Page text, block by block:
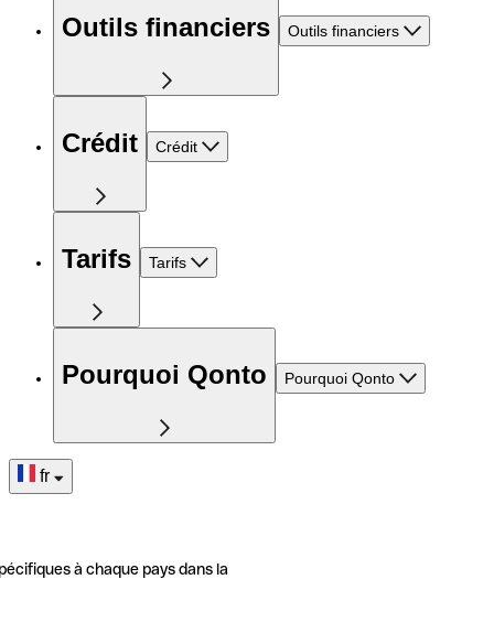
Outils financiers Outils financiers
Crédit Crédit
Tarifs Tarifs
Pourquoi Qonto Pourquoi Qonto
fr
à chaque pays dans la